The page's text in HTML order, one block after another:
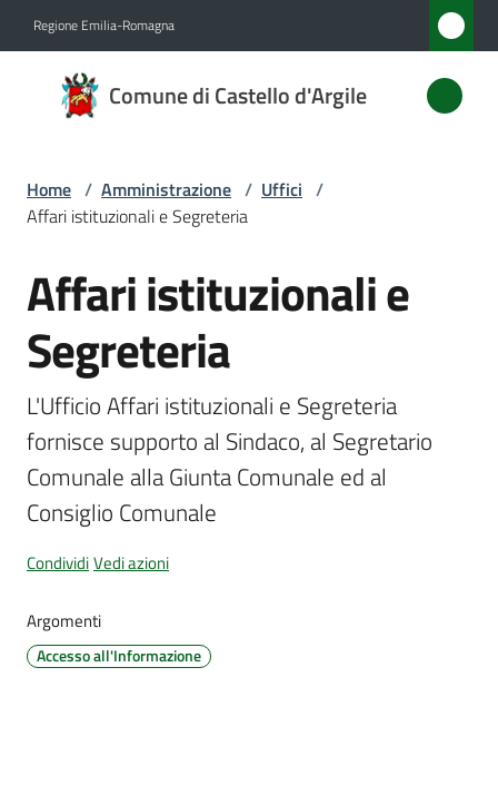
Regione Emilia-Romagna
Comune di Castello d'Argile
Comune
di
d'Argile
Amministrazione
Menu selezionato
Novità
Servizi
Vivere
Castello
d'Argile
Amministrazione
Trasparente
Home / Amministrazione / Uffici /
Affari istituzionali e Segreteria
Salta al contenuto
Affari istituzionali e
Segreteria
L'Ufficio Affari istituzionali e Segreteria
fornisce supporto al Sindaco, al Segretario
Comunale alla Giunta Comunale ed al
Consiglio Comunale
CondividiVedi azioni
Argomenti
Accesso all'Informazione